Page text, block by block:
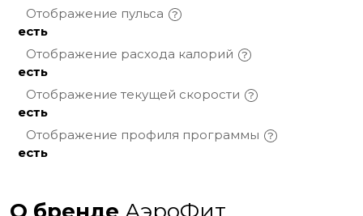
Отображение пульса
есть
Отображение расхода калорий
есть
Отображение текущей скорости
есть
Отображение профиля программы
есть